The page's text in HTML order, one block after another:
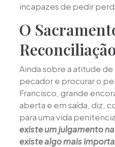
incapazes de pedir
O
Ainda sobre a atitude
pecador e procurar o
Francisco, grande
aberta e em saída, diz,
para uma vida
existe um julgamento
existe algo mais